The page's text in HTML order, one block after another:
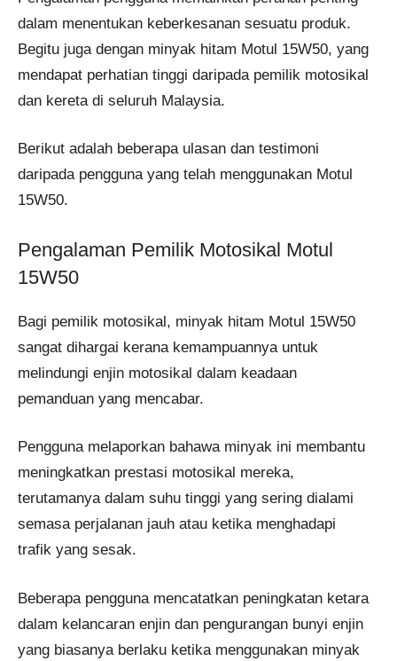
dalam menentukan keberkesanan sesuatu produk.
Begitu juga dengan minyak hitam Motul 15W50, yang
mendapat perhatian tinggi daripada pemilik motosikal
dan kereta di seluruh Malaysia.
Berikut adalah beberapa ulasan dan testimoni
daripada pengguna yang telah menggunakan Motul
15W50.
Pengalaman Pemilik Motosikal Motul
15W50
Bagi pemilik motosikal, minyak hitam Motul 15W50
sangat dihargai kerana kemampuannya untuk
melindungi enjin motosikal dalam keadaan
pemanduan yang mencabar.
Pengguna melaporkan bahawa minyak ini membantu
meningkatkan prestasi motosikal mereka,
terutamanya dalam suhu tinggi yang sering dialami
semasa perjalanan jauh atau ketika menghadapi
trafik yang sesak.
Beberapa pengguna mencatatkan peningkatan ketara
dalam kelancaran enjin dan pengurangan bunyi enjin
yang biasanya berlaku ketika menggunakan minyak